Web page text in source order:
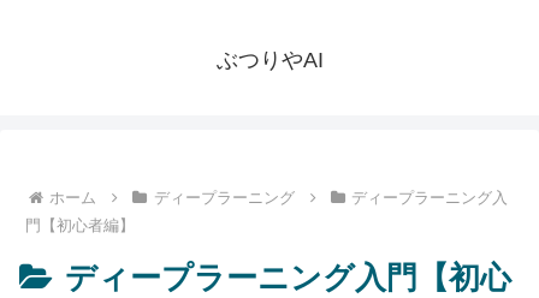
ぶつりやAI
ホーム ディープラーニング
ディープラーニング入
門【初心者編】
ディープラーニング入門【初心